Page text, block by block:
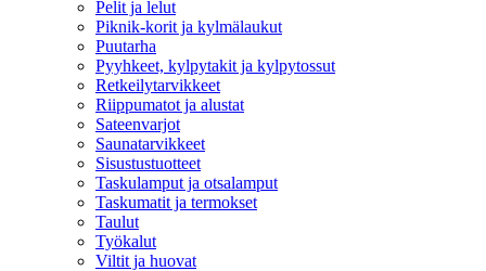
Pelit ja lelut
Piknik-korit ja kylmälaukut
Puutarha
Pyyhkeet, kylpytakit ja kylpytossut
Retkeilytarvikkeet
Riippumatot ja alustat
Sateenvarjot
Saunatarvikkeet
Sisustustuotteet
Taskulamput ja otsalamput
Taskumatit ja termokset
Taulut
Työkalut
Viltit ja huovat